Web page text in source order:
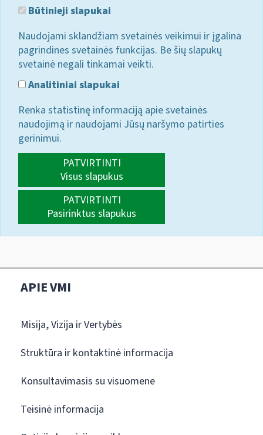
Būtinieji slapukai
Naudojami sklandžiam svetainės veikimui ir įgalina
pagrindines svetainės funkcijas. Be šių slapukų
svetainė negali tinkamai veikti.
Analitiniai slapukai
Renka statistinę informaciją apie svetainės
naudojimą ir naudojami Jūsų naršymo patirties
gerinimui.
PATVIRTINTI
Visus slapukus
PATVIRTINTI
Pasirinktus slapukus
APIE VMI
Misija, Vizija ir Vertybės
Struktūra ir kontaktinė informacija
Konsultavimasis su visuomene
Teisinė informacija